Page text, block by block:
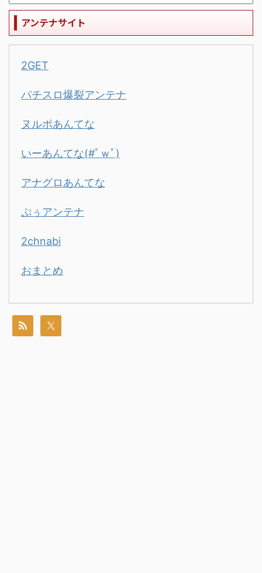
アンテナサイト
2GET
パチスロ爆裂アンテナ
ヌルポあんてな
いーあんてな(#ﾟｗﾟ)
アナグロあんてな
ぷぅアンテナ
2chnabi
おまとめ